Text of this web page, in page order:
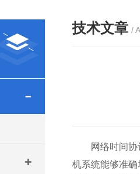
技术文章 /
网络时间协议
机系统能够准